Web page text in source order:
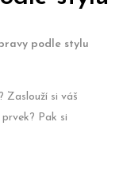
podle stylu
Zaslouží si váš
Pak si